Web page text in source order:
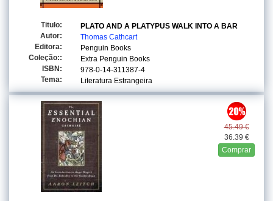
Titulo:
PLATO AND A PLATYPUS WALK INTO A BAR
Autor:
Thomas Cathcart
Editora:
Penguin Books
Coleção::
Extra Penguin Books
ISBN:
978-0-14-311387-4
Tema:
Literatura Estrangeira
45.49 €
36.39 €
Comprar